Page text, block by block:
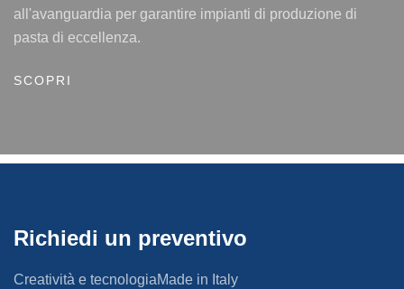
all'avanguardia per garantire impianti di produzione di
pasta di eccellenza.
SCOPRI
Richiedi un preventivo
Creatività e tecnologiaMade in Italy